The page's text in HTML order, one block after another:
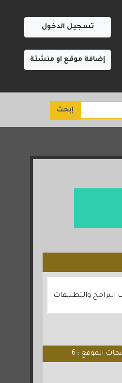
تسجيل الدخول
إضافة موقع او منشئة
إبحث
والتطبيقات
الموقع : 6